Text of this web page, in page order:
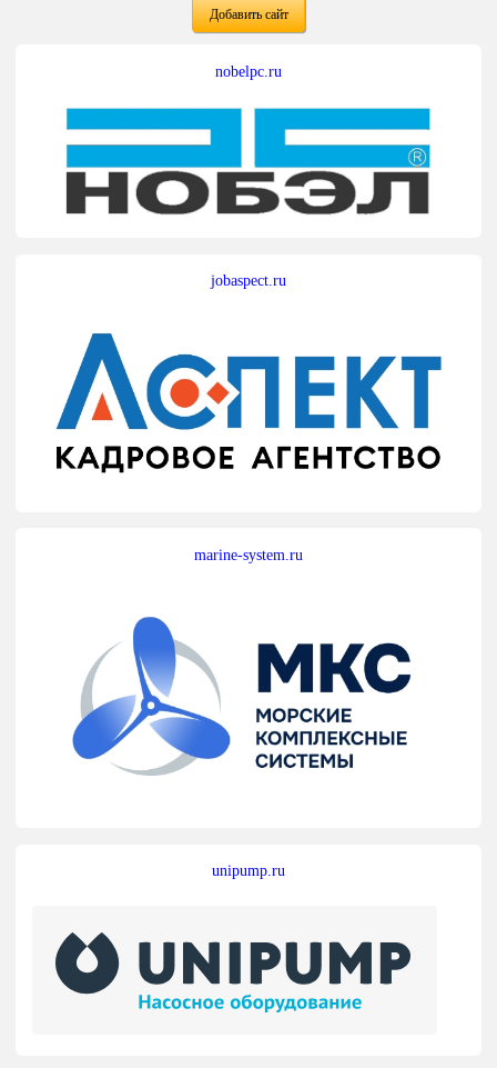
Добавить сайт
nobelpc.ru
jobaspect.ru
marine-system.ru
unipump.ru